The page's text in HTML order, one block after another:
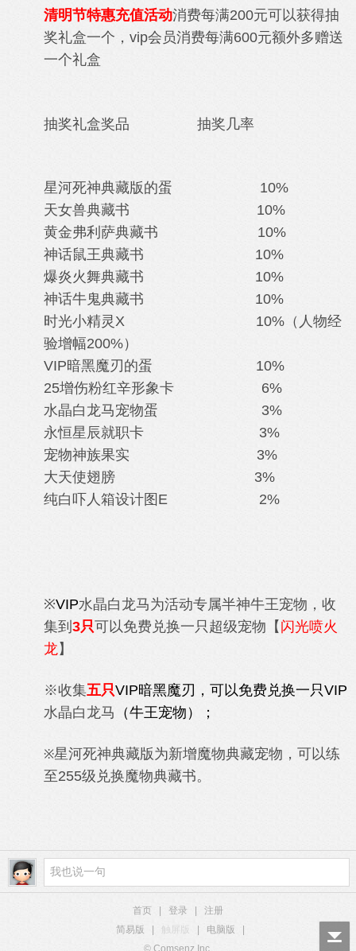
清明节特惠充值活动消费每满200元可以获得抽
奖礼盒一个，vip会员消费每满600元额外多赠送
一个礼盒
抽奖礼盒奖品 抽奖几率
星河死神典藏版的蛋 10%
天女兽典藏书 10%
黄金弗利萨典藏书 10%
神话鼠王典藏书 10%
爆炎火舞典藏书 10%
神话牛鬼典藏书 10%
时光小精灵X 10% （人物经
验增幅200%）
VIP暗黑魔刃的蛋 10%
25增伤粉红辛形象卡 6%
水晶白龙马宠物蛋 3%
永恒星辰就职卡 3%
宠物神族果实 3%
大天使翅膀 3%
纯白吓人箱设计图E 2%
※VIP水晶白龙马为活动专属半神牛王宠物，收
集到 3只可以免费兑换一只超级宠物【 闪光喷火
龙】
※收集五只VIP暗黑魔刃，可以免费兑换一只VIP
水晶白龙马 （牛王宠物）；
※星河死神典藏版为新增魔物典藏宠物，可以练
至255级兑换魔物典藏书。
首页 登录
注册
简易版
触屏版 电脑版